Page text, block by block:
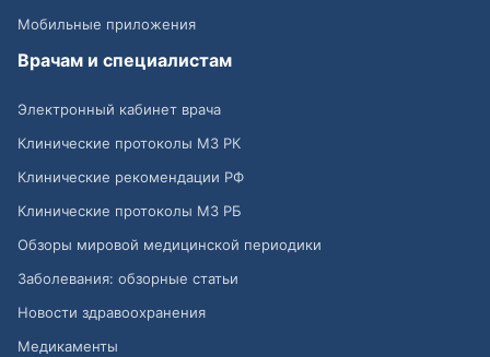
Мобильные приложения
Врачам и специалистам
Электронный кабинет врача
Клинические протоколы МЗ РК
Клинические рекомендации РФ
Клинические протоколы МЗ РБ
Обзоры мировой медицинской периодики
Заболевания: обзорные статьи
Новости здравоохранения
Медикаменты